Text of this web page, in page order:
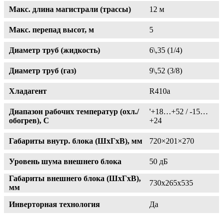
Макс. длина магистрали (трассы) 12 м
Макс. перепад высот, м 5
Диаметр труб (жидкость) 6\,35 (1/4)
Диаметр труб (газ) 9\,52 (3/8)
Хладагент R410a
Диапазон рабочих температур (охл./
обогрев), C
'+18…+52 / -15…
+24
Габариты внутр. блока (ШxГxВ), мм 720×201×270
Уровень шума внешнего блока
50 дБ
Габариты внешнего блока (ШxГxВ),
мм
730x265x535
Инверторная технология Да